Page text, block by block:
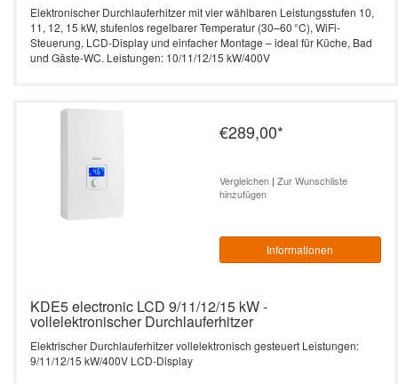
Elektronischer Durchlauferhitzer mit vier wählbaren Leistungsstufen 10,
11, 12, 15 kW, stufenlos regelbarer Temperatur (30–60 °C), WiFi-
Steuerung, LCD-Display und einfacher Montage – ideal für Küche, Bad
und Gäste-WC. Leistungen: 10/11/12/15 kW/400V
€289,00*
Vergleichen| Zur Wunschliste
hinzufügen
Informationen
KDE5 electronic LCD 9/11/12/15 kW -
vollelektronischer Durchlauferhitzer
Elektrischer Durchlauferhitzer vollelektronisch gesteuert Leistungen:
9/11/12/15 kW/400V LCD-Display